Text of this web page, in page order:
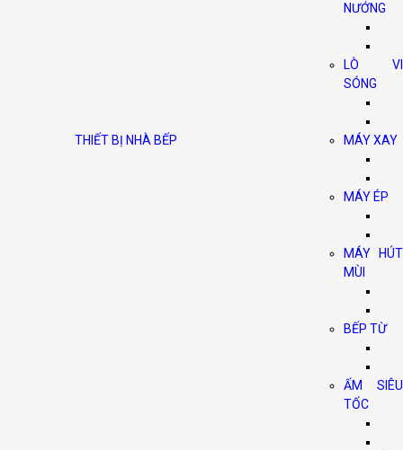
THIẾT BỊ NHÀ BẾP
NƯỚNG
LÒ VI
SÓNG
MÁY XAY
MÁY ÉP
MÁY HÚT
MÙI
BẾP TỪ
ẤM SIÊU
TỐC